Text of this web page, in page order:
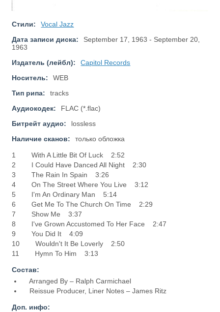
Стили:
Vocal Jazz
Дата записи диска:
September 17, 1963 - September 20,
1963
Издатель (лейбл):
Capitol Records
Носитель:
WEB
Тип рипа:
tracks
Аудиокодек:
FLAC (*.flac)
Битрейт аудио:
lossless
Наличие сканов:
только обложка
1 With A Little Bit Of Luck 2:52
2 I Could Have Danced All Night 2:30
3 The Rain In Spain 3:26
4 On The Street Where You Live 3:12
5 I'm An Ordinary Man 5:14
6 Get Me To The Church On Time 2:29
7 Show Me 3:37
8 I've Grown Accustomed To Her Face 2:47
9 You Did It 4:09
10 Wouldn't It Be Loverly 2:50
11 Hymn To Him 3:13
Состав:
Arranged By – Ralph Carmichael
Reissue Producer, Liner Notes – James Ritz
Доп. инфо: